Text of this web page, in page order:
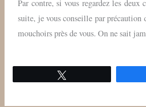
Par contre, si vous regardez les deux
suite, je vous conseille par précaution
mouchoirs près de vous. On ne sait